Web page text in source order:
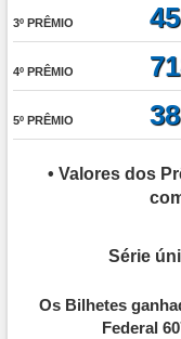
3º PRÊMIO
4º PRÊMIO
5º PRÊMIO
• Valores dos
Série
Os Bilhetes
Federal